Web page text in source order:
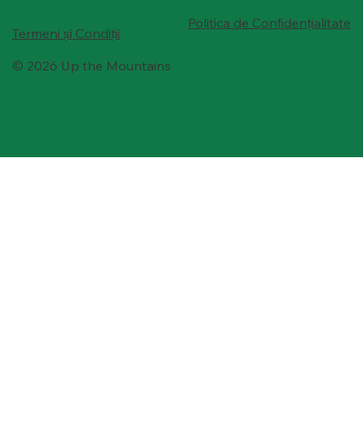
© 2026 Up the Mountains
Politica de Confidențialitate
Termeni și Condiții